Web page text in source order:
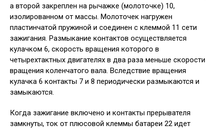
а второй закреплен на рычажке (молоточке) 10,
изолированном от массы. Молоточек нагружен
пластинчатой пружиной и соединен с клеммой 11 сети
зажигания. Размыкание контактов осуществляется
кулачком 6, скорость вращения которого в
четырехтактных двигателях в два раза меньше скорости
вращения коленчатого вала. Вследствие вращения
кулачка 6 контакты 7 и 8 периодически размыкаются и
замыкаются.
Когда зажигание включено и контакты прерывателя
замкнуты, ток от плюсовой клеммы батареи 22 идет